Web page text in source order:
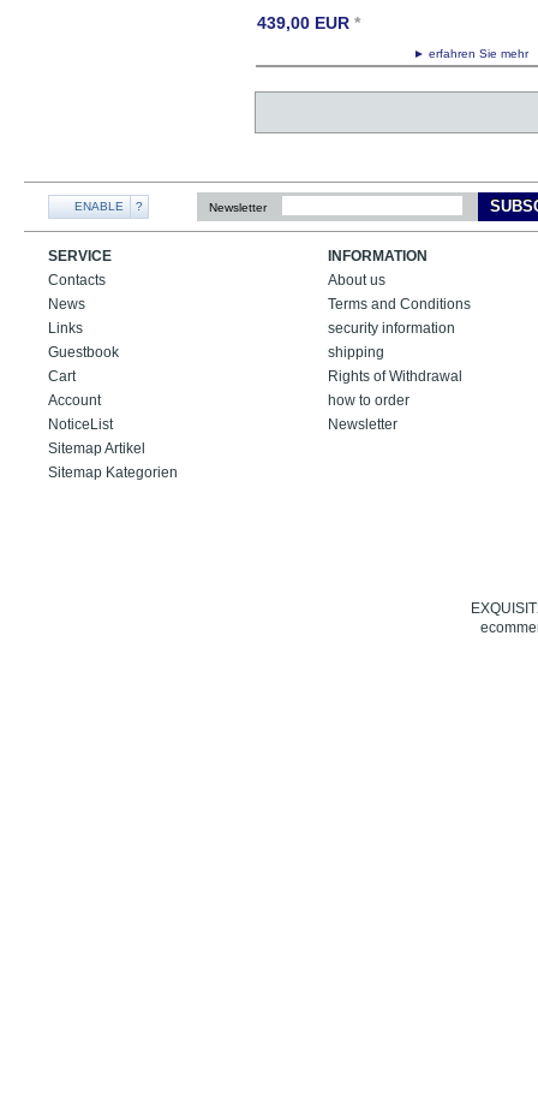
► erfahren Sie
439,00 EUR *
ENABLE ? Newsletter
SERVICE
Contacts
News
Links
Guestbook
Cart
Account
NoticeList
Sitemap Artikel
Sitemap Kategorien
INFORMATION
About us
Terms and Conditions
security information
shipping
Rights of Withdrawal
how to order
Newsletter